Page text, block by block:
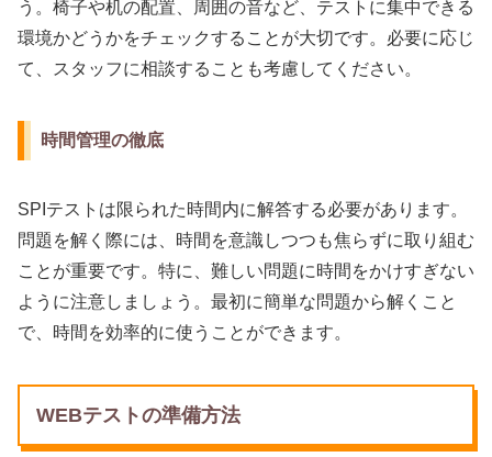
う。椅子や机の配置、周囲の音など、テストに集中できる
環境かどうかをチェックすることが大切です。必要に応じ
て、スタッフに相談することも考慮してください。
時間管理の徹底
SPIテストは限られた時間内に解答する必要があります。
問題を解く際には、時間を意識しつつも焦らずに取り組む
ことが重要です。特に、難しい問題に時間をかけすぎない
ように注意しましょう。最初に簡単な問題から解くこと
で、時間を効率的に使うことができます。
WEBテストの準備方法